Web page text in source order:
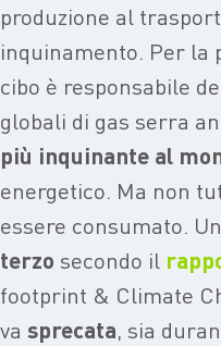
produzione al
inquinamento. Per la
cibo è responsabile
globali di gas serra
più inquinante al
energetico. Ma non
essere consumato.
terzo secondo il
footprint & Climate
va sprecata, sia